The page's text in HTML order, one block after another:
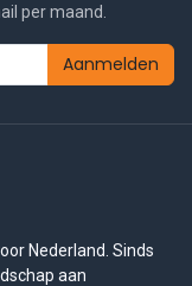
per maand.
Aanmelden
Nederland. Sinds
aan